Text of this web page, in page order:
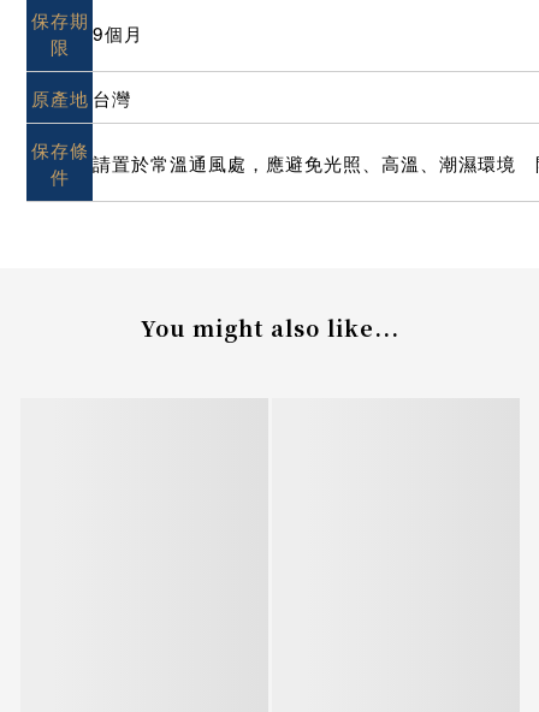
保存期
限
9個月
原產地 台灣
保存條
件
請置於常溫通風處，應避免光照、高溫、潮濕環境
You might also like...